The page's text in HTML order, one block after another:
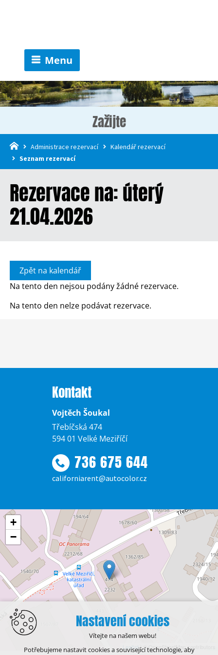
Menu
Zažijte
Administrace rezervací
Kalendář rezervací
Seznam rezervací
Rezervace na: úterý
21.04.2026
Zpět na kalendář
Na tento den nejsou podány žádné rezervace.
Na tento den nelze podávat rezervace.
Kontakt
Vojtěch Šoukal
Třebíčská 474
594 01 Velké Meziříčí
736 675 644
californiarent@autocolor.cz
+
−
Leaflet | © OpenStreetMap contributors
Nastavení cookies
Vítejte na našem webu!
Potřebujeme nastavit cookies a související technologie, aby